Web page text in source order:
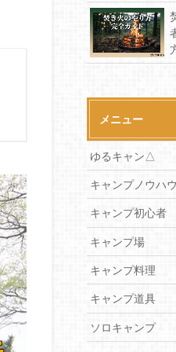
メニュー
ゆるキャン△
キャンプノウハウ
キャンプ初心者
キャンプ場
キャンプ料理
キャンプ道具
ソロキャンプ